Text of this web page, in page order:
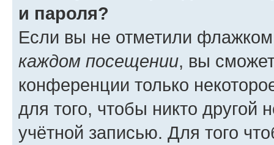
и пароля?
Если вы не отметили
каждом посещении, вы
конференции только
для того, чтобы никто другой
учётной записью. Для того